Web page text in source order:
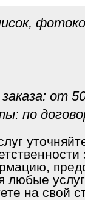
от
по
любые
на свой